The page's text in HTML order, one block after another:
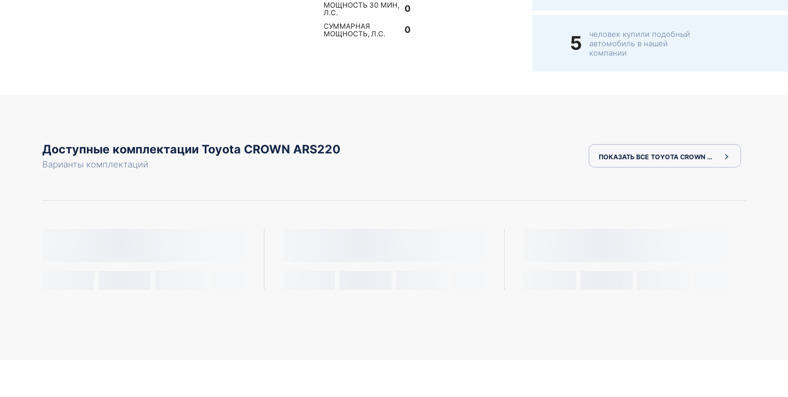
МОЩНОСТЬ 30 МИН,
Л.С.
0
СУММАРНАЯ
МОЩНОСТЬ, Л.С.
0
5
человек купили подобный
автомобиль в нашей
компании
Доступные комплектации Toyota CROWN ARS220
Варианты комплектаций
ПОКАЗАТЬ ВСЕ TOYOTA CROWN ARS220